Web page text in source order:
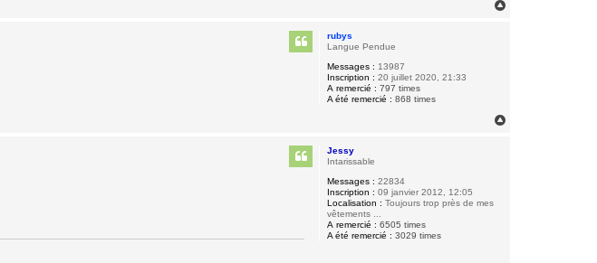
rubys
Langue Pendue
Messages : 13987
Inscription : 20 juillet 2020, 21:33
A remercié : 797 times
A été remercié : 868 times
Jessy
Intarissable
Messages : 22834
Inscription : 09 janvier 2012, 12:05
Localisation : Toujours trop près de mes
vêtements ...
A remercié : 6505 times
A été remercié : 3029 times